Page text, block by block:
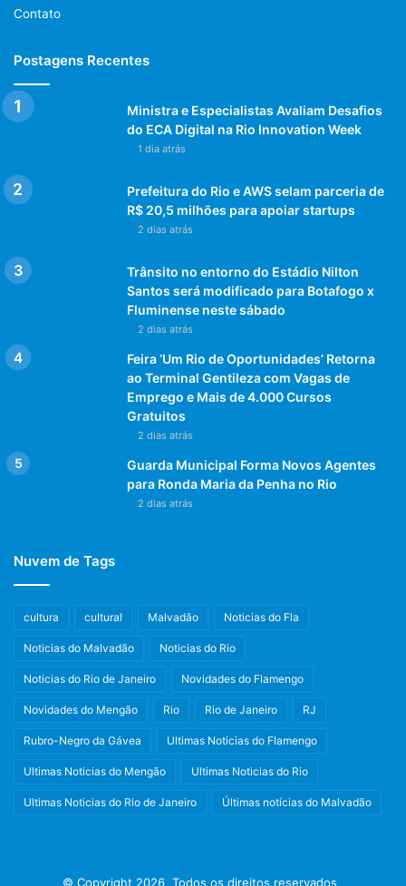
Contato
Postagens Recentes
Ministra e Especialistas Avaliam Desafios
do ECA Digital na Rio Innovation Week
1 dia atrás
Prefeitura do Rio e AWS selam parceria de
R$ 20,5 milhões para apoiar startups
2 dias atrás
Trânsito no entorno do Estádio Nilton
Santos será modificado para Botafogo x
Fluminense neste sábado
2 dias atrás
Feira ‘Um Rio de Oportunidades’ Retorna
ao Terminal Gentileza com Vagas de
Emprego e Mais de 4.000 Cursos
Gratuitos
2 dias atrás
Guarda Municipal Forma Novos Agentes
para Ronda Maria da Penha no Rio
2 dias atrás
Nuvem de Tags
cultura cultural Malvadão Noticias do Fla
Noticias do Malvadão Noticias do Rio
Noticias do Rio de Janeiro Novidades do Flamengo
Novidades do Mengão Rio Rio de Janeiro RJ
Rubro-Negro da Gávea Ultimas Noticias do Flamengo
Ultimas Noticias do Mengão Ultimas Noticias do Rio
Ultimas Noticias do Rio de Janeiro Últimas notícias do Malvadão
© Copyright 2026, Todos os direitos reservados